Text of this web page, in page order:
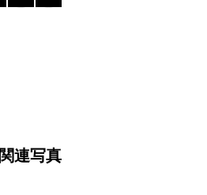
関連写真